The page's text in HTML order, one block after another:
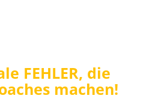
FEHLER, die
machen!